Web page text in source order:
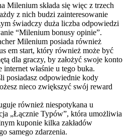
Milenium składa się więc z trzech
z nich budzi zainteresowanie
świadczy duża liczba odpowiedzi
“Milenium bonusy opinie”.
Milenium posiada również
em start, który również może być
dla graczy, by założyć swoje konto
internet właśnie u tego buka.
posiadasz odpowiednie kody
nieco zwiększyć swój reward
również niespotykana u
„Łącznie Typów”, która umożliwia
kuponie kilka zakładów
samego zdarzenia.